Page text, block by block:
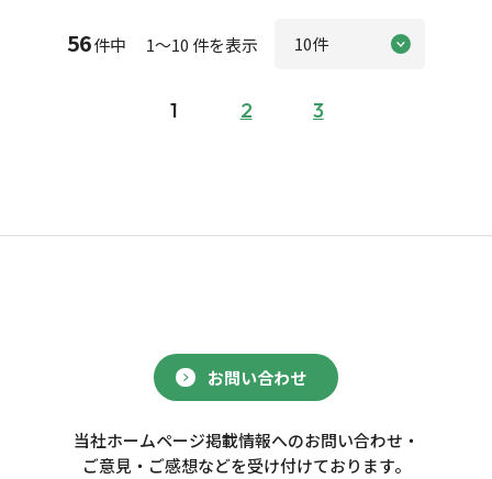
56件中 1～10 件を表示
1 2 3
お問い合わせ
当社ホームページ掲載情報へのお問い合わせ・
ご意見・ご感想などを受け付けております。